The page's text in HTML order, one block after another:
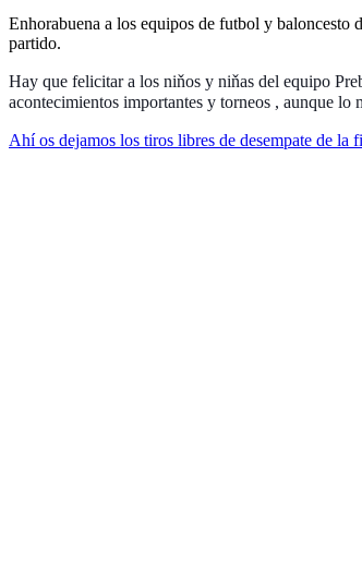
Enhorabuena a los equipos de futbol y baloncesto
partido.
Hay que felicitar a los niňos y niňas del equipo
acontecimientos importantes y torneos , aunque lo
Ahí os dejamos los tiros libres de desempate de la